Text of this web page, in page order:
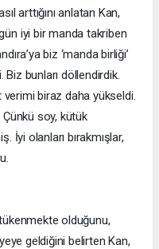
arttığını anlatan Kan,
iyi bir manda takriben
biz ‘manda birliği’
Biz bunları döllendirdik.
verimi biraz daha yükseldi.
Çünkü soy, kütük
İyi olanları bırakmışlar,
olduğunu,
geldiğini belirten Kan,